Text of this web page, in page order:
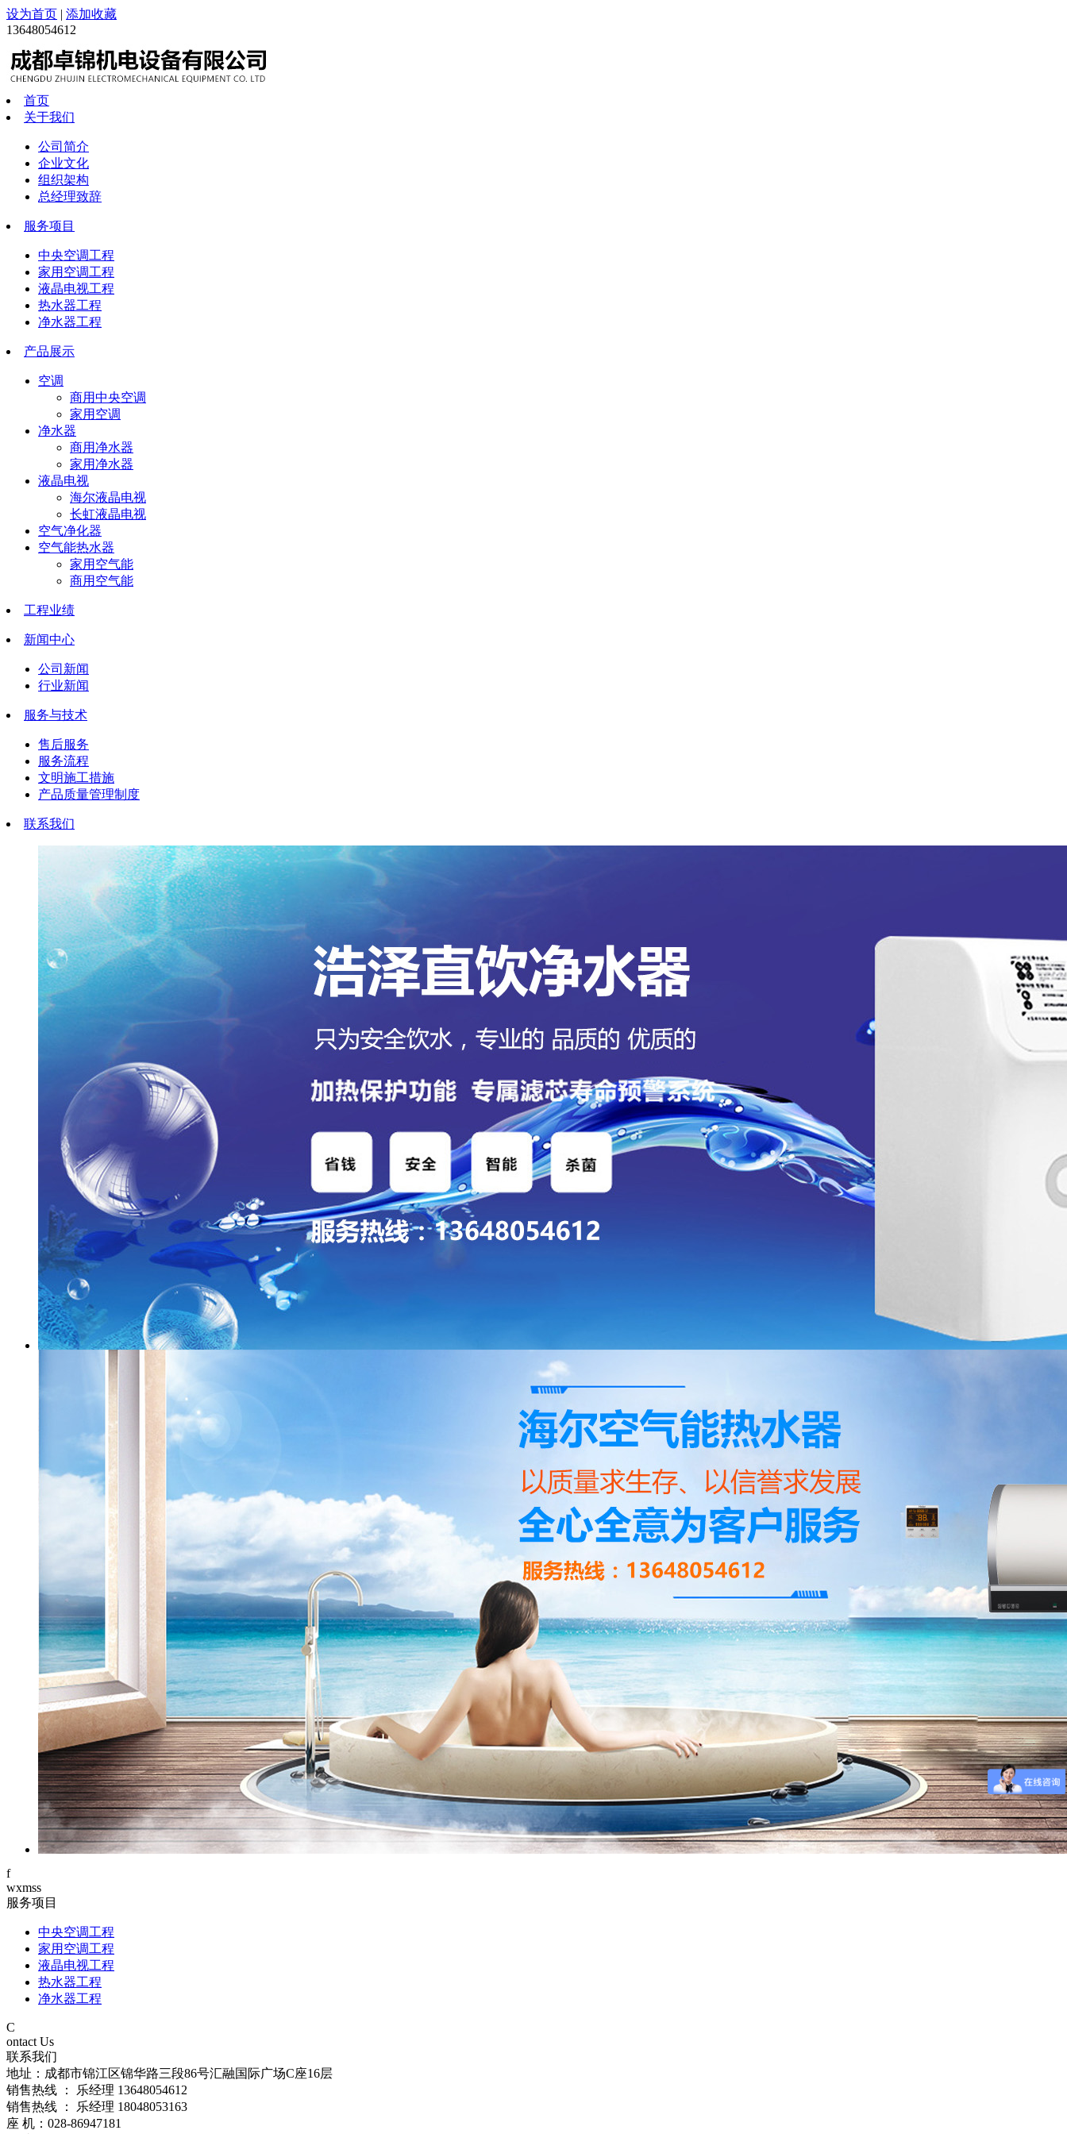
设为首页 | 添加收藏
13648054612
首页
关于我们
公司简介
企业文化
组织架构
总经理致辞
服务项目
中央空调工程
家用空调工程
液晶电视工程
热水器工程
净水器工程
产品展示
空调
商用中央空调
家用空调
净水器
商用净水器
家用净水器
液晶电视
海尔液晶电视
长虹液晶电视
空气净化器
空气能热水器
家用空气能
商用空气能
工程业绩
新闻中心
公司新闻
行业新闻
服务与技术
售后服务
服务流程
文明施工措施
产品质量管理制度
联系我们
f
wxmss
服务项目
中央空调工程
家用空调工程
液晶电视工程
热水器工程
净水器工程
C
ontact Us
联系我们
地址：成都市锦江区锦华路三段86号汇融国际广场C座16层
销售热线 ： 乐经理 13648054612
销售热线 ： 乐经理 18048053163
座 机：028-86947181